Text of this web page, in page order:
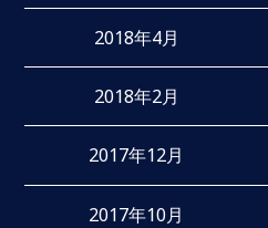
2018年4月
2018年2月
2017年12月
2017年10月